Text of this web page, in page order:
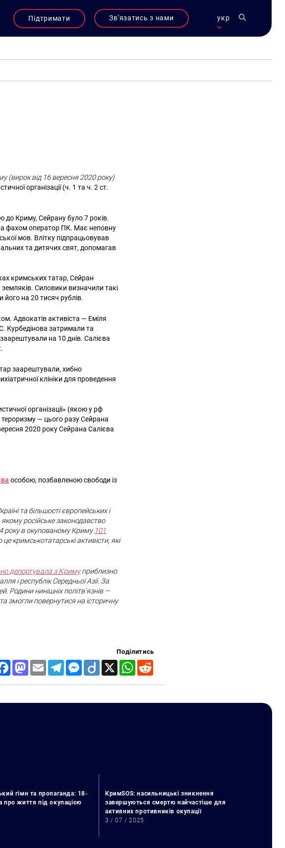
Підтримати Зв'язатись з нами укр
(вирок від 16 вересня 2020 року)
організації (ч. 1 та ч. 2 ст.
до Криму, Сейрану було 7 років.
фахом оператор ПК. Має неповну
мов. Влітку підпрацьовував
та дитячих свят, допомагав
кримських татар, Сейран
Силовики визначили такі
його на 20 тисяч рублів.
Адвокатів активіста — Еміля
Курбедінова затримали та
на 10 днів. Салієва
заарештували, хибно
клініки для проведення
організації» (якою у рф
тероризму — цього разу Сейрана
2020 року Сейрана Салієва
особою, позбавленою свободи із
та більшості європейських і
російське законодавство
року в окупованому Криму 101
кримськотатарські активісти, які
депортувала з Кримуприблизно
і республік Середньої Азії. За
Родини нинішніх політв’язнів —
змогли повернутися на історичну
Поділитись
FacebookMastodon
Email TelegramMessenger
Diigo X WhatsApp
гімн та пропаганда: 18-
про життя під окупацією
КримSOS: насильницькі зникнення
завершуються смертю найчастіше для
активних противників окупації
3 / 07 / 2025